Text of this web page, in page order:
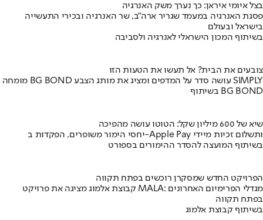
בצל איומי איראן: כך נערך משק האנרגיה
פסגת האנרגיה במעמד שגריר ארה"ב, שר האנרגיה ובכירי התעשייה
בישראל ובעולם
בשיתוף המכון הישראלי לאנרגיה ולסביבה
צובעים את הבית? אל תעשו את הטעות הזו
מומחה BG BOND עושה סדר על המדפים ומציג את מותג הצבע SIMPLY
בשיתוף BG BOND
שיא של 600 מיליון שקל: הטוטו עושה מהפיכה
יחסי הימור משופרים, הפקדות ב-Apple Pay ותשלום זכיות מיידי
בשיתוף המועצה להסדר ההימורים בספורט
הפרויקט החדש שמסקרן רוכשים בפתח תקווה
קבוצת אלמוג מציגה את פרויקט MALA: מגדלי הפרימיום האחרונים
בפתח תקווה
בשיתוף קבוצת אלמוג